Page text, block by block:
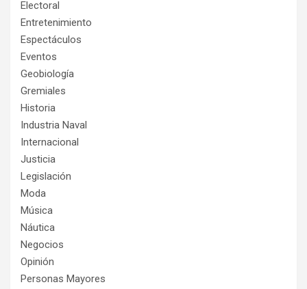
Electoral
Entretenimiento
Espectáculos
Eventos
Geobiología
Gremiales
Historia
Industria Naval
Internacional
Justicia
Legislación
Moda
Música
Náutica
Negocios
Opinión
Personas Mayores